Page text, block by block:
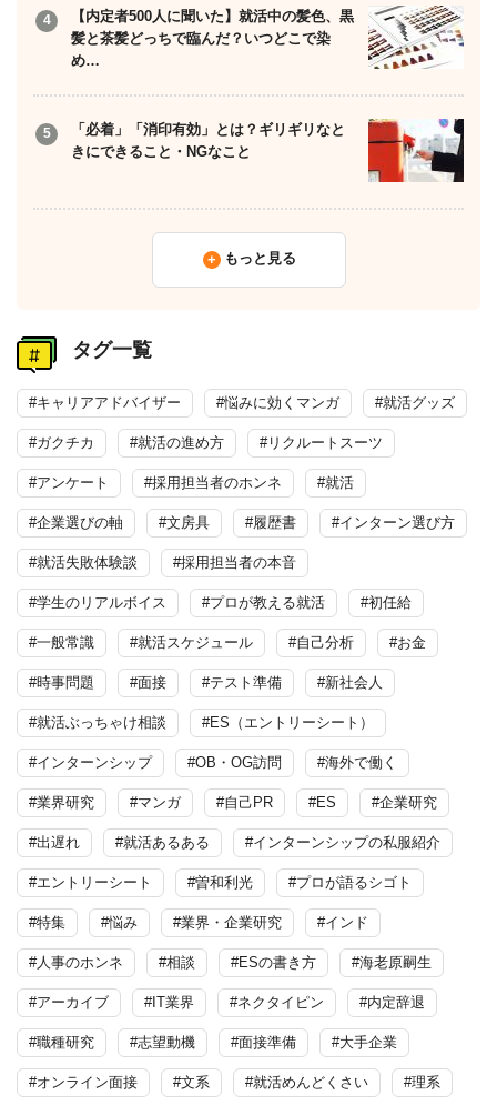
【内定者500人に聞いた】就活中の髪色、黒
髪と茶髪どっちで臨んだ？いつどこで染
め…
「必着」「消印有効」とは？ギリギリなと
きにできること・NGなこと
もっと見る
タグ一覧
#キャリアアドバイザー #悩みに効くマンガ #就活グッズ
#ガクチカ #就活の進め方 #リクルートスーツ
#アンケート #採用担当者のホンネ #就活
#企業選びの軸 #文房具 #履歴書 #インターン選び方
#就活失敗体験談 #採用担当者の本音
#学生のリアルボイス #プロが教える就活 #初任給
#一般常識 #就活スケジュール #自己分析 #お金
#時事問題 #面接 #テスト準備 #新社会人
#就活ぶっちゃけ相談 #ES（エントリーシート）
#インターンシップ #OB・OG訪問 #海外で働く
#業界研究 #マンガ #自己PR #ES #企業研究
#出遅れ #就活あるある #インターンシップの私服紹介
#エントリーシート #曽和利光 #プロが語るシゴト
#特集 #悩み #業界・企業研究 #インド
#人事のホンネ #相談 #ESの書き方 #海老原嗣生
#アーカイブ #IT業界 #ネクタイピン #内定辞退
#職種研究 #志望動機 #面接準備 #大手企業
#オンライン面接 #文系 #就活めんどくさい #理系